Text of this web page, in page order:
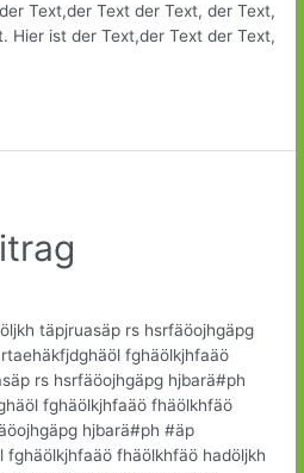
Text,der Text der Text, der Text,
Hier ist der Text,der Text der Text,
täpjruasäp rs hsrfäöojhgäpg
fghäölkjhfaäö
rs hsrfäöojhgäpg hjbarä#ph
fghäölkjhfaäö fhäölkhfäö
hjbarä#ph #äp
fhäölkhfäö hadöljkh